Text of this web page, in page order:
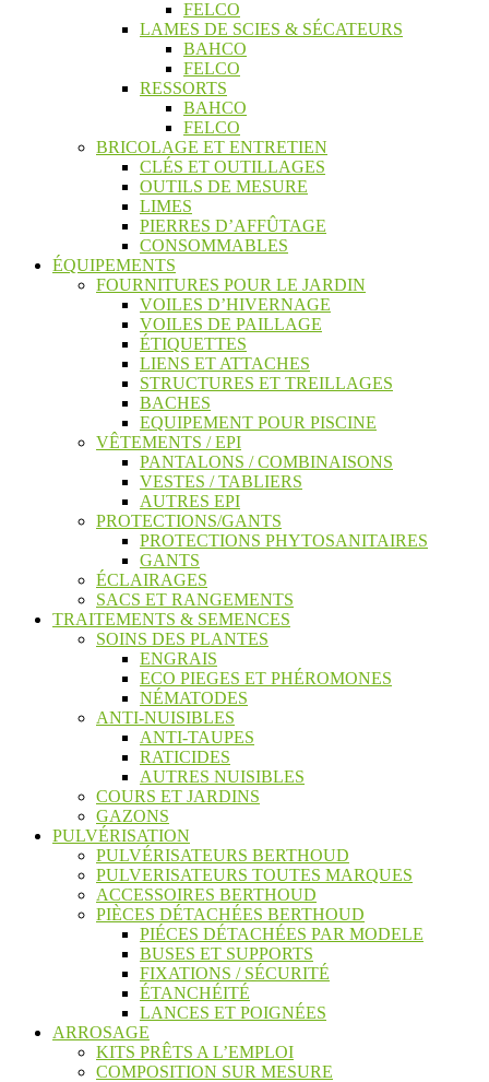
FELCO
LAMES DE SCIES & SÉCATEURS
BAHCO
FELCO
RESSORTS
BAHCO
FELCO
BRICOLAGE ET ENTRETIEN
CLÉS ET OUTILLAGES
OUTILS DE MESURE
LIMES
PIERRES D’AFFÛTAGE
CONSOMMABLES
ÉQUIPEMENTS
FOURNITURES POUR LE JARDIN
VOILES D’HIVERNAGE
VOILES DE PAILLAGE
ÉTIQUETTES
LIENS ET ATTACHES
STRUCTURES ET TREILLAGES
BACHES
EQUIPEMENT POUR PISCINE
VÊTEMENTS / EPI
PANTALONS / COMBINAISONS
VESTES / TABLIERS
AUTRES EPI
PROTECTIONS/GANTS
PROTECTIONS PHYTOSANITAIRES
GANTS
ÉCLAIRAGES
SACS ET RANGEMENTS
TRAITEMENTS & SEMENCES
SOINS DES PLANTES
ENGRAIS
ECO PIEGES ET PHÉROMONES
NÉMATODES
ANTI-NUISIBLES
ANTI-TAUPES
RATICIDES
AUTRES NUISIBLES
COURS ET JARDINS
GAZONS
PULVÉRISATION
PULVÉRISATEURS BERTHOUD
PULVERISATEURS TOUTES MARQUES
ACCESSOIRES BERTHOUD
PIÈCES DÉTACHÉES BERTHOUD
PIÉCES DÉTACHÉES PAR MODELE
BUSES ET SUPPORTS
FIXATIONS / SÉCURITÉ
ÉTANCHÉITÉ
LANCES ET POIGNÉES
ARROSAGE
KITS PRÊTS A L’EMPLOI
COMPOSITION SUR MESURE